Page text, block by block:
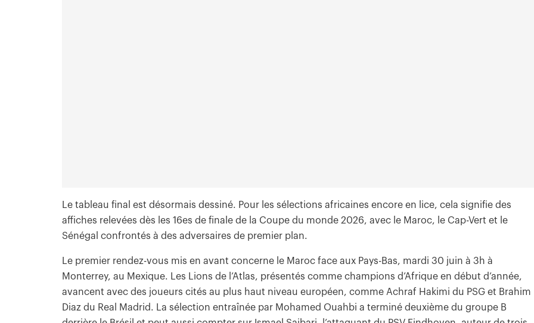
Le tableau final est désormais dessiné. Pour les sélections africaines encore en lice, cela signifie des
affiches relevées dès les 16es de finale de la Coupe du monde 2026, avec le Maroc, le Cap-Vert et le
Sénégal confrontés à des adversaires de premier plan.
Le premier rendez-vous mis en avant concerne le Maroc face aux Pays-Bas, mardi 30 juin à 3h à
Monterrey, au Mexique. Les Lions de l’Atlas, présentés comme champions d’Afrique en début d’année,
avancent avec des joueurs cités au plus haut niveau européen, comme Achraf Hakimi du PSG et Brahim
Diaz du Real Madrid. La sélection entraînée par Mohamed Ouahbi a terminé deuxième du groupe B